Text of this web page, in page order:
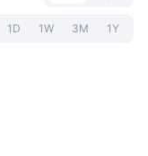
1D 1W 3M 1Y